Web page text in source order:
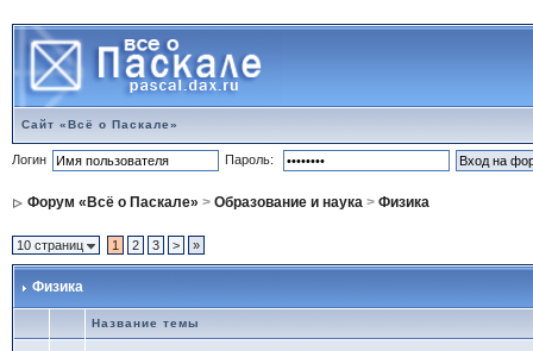
Сайт «Всё о Паскале»
Логин Пароль:
Форум «Всё о Паскале» > Образование и наука> Физика
10 страниц 1 2 3 > »
Физика
Название темы